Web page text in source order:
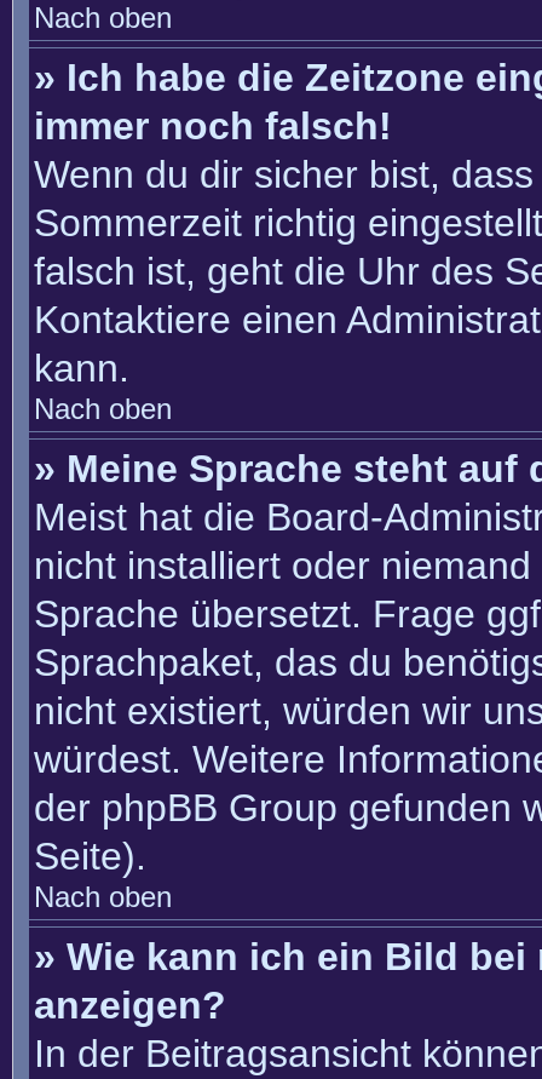
Nach oben
» Ich habe die Zeitzone
immer noch falsch!
Wenn du dir sicher bist,
Sommerzeit richtig
falsch ist, geht die Uhr des
Kontaktiere einen
kann.
Nach oben
» Meine Sprache steht
Meist hat die Board-
nicht installiert oder
Sprache übersetzt. Frage
Sprachpaket, das du
nicht existiert, würden wir
würdest. Weitere
der phpBB Group gefunden
Seite).
Nach oben
» Wie kann ich ein Bild bei
anzeigen?
In der Beitragsansicht